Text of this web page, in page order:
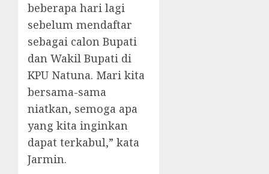
beberapa hari lagi
sebelum mendaftar
sebagai calon Bupati
dan Wakil Bupati di
KPU Natuna. Mari kita
bersama-sama
niatkan, semoga apa
yang kita inginkan
dapat terkabul,” kata
Jarmin.